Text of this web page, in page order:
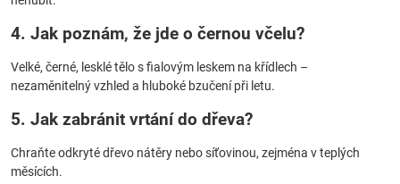
4. Jak poznám, že jde o černou včelu?
Velké, černé, lesklé tělo s fialovým leskem na křídlech –
nezaměnitelný vzhled a hluboké bzučení při letu.
5. Jak zabránit vrtání do dřeva?
Chraňte odkryté dřevo nátěry nebo síťovinou, zejména v teplých
měsících.